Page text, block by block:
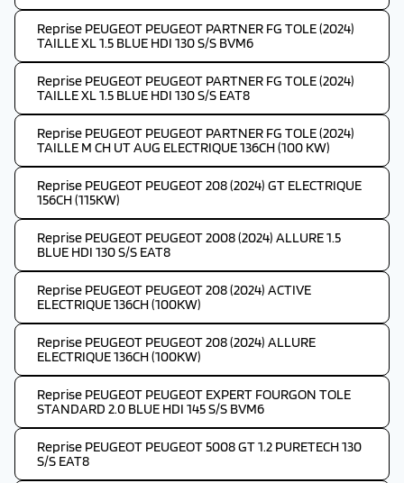
Reprise PEUGEOT PEUGEOT PARTNER FG TOLE (2024)
TAILLE XL 1.5 BLUE HDI 130 S/S BVM6
Reprise PEUGEOT PEUGEOT PARTNER FG TOLE (2024)
TAILLE XL 1.5 BLUE HDI 130 S/S EAT8
Reprise PEUGEOT PEUGEOT PARTNER FG TOLE (2024)
TAILLE M CH UT AUG ELECTRIQUE 136CH (100 KW)
Reprise PEUGEOT PEUGEOT 208 (2024) GT ELECTRIQUE
156CH (115KW)
Reprise PEUGEOT PEUGEOT 2008 (2024) ALLURE 1.5
BLUE HDI 130 S/S EAT8
Reprise PEUGEOT PEUGEOT 208 (2024) ACTIVE
ELECTRIQUE 136CH (100KW)
Reprise PEUGEOT PEUGEOT 208 (2024) ALLURE
ELECTRIQUE 136CH (100KW)
Reprise PEUGEOT PEUGEOT EXPERT FOURGON TOLE
STANDARD 2.0 BLUE HDI 145 S/S BVM6
Reprise PEUGEOT PEUGEOT 5008 GT 1.2 PURETECH 130
S/S EAT8